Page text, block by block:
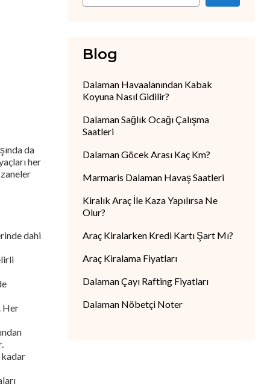
da
her
dahi
Her
kadar
Blog
Dalaman Havaalanından Kabak
Koyuna Nasıl Gidilir?
Dalaman Sağlık Ocağı Çalışma
Saatleri
Dalaman Göcek Arası Kaç Km?
Marmaris Dalaman Havaş Saatleri
Kiralık Araç İle Kaza Yapılırsa Ne
Olur?
Araç Kiralarken Kredi Kartı Şart Mı?
Araç Kiralama Fiyatları
Dalaman Çayı Rafting Fiyatları
Dalaman Nöbetçi Noter